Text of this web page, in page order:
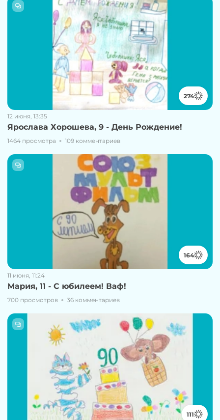
274
12 июня, 13:35
Ярослава Хорошева, 9 - День Рождение!
1464 просмотра 109 комментариев
164
11 июня, 11:24
Мария, 11 - С юбилеем! Ваф!
700 просмотров 36 комментариев
111